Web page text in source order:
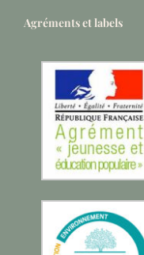
Agréments et labels